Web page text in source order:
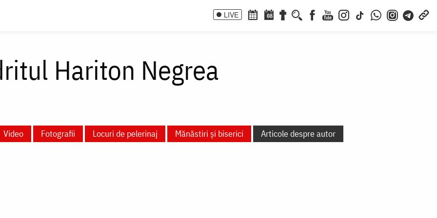
LIVE 08
Hariton Negrea
Video Fotografii Locuri de pelerinaj Mănăstiri și biserici Articole despre autor